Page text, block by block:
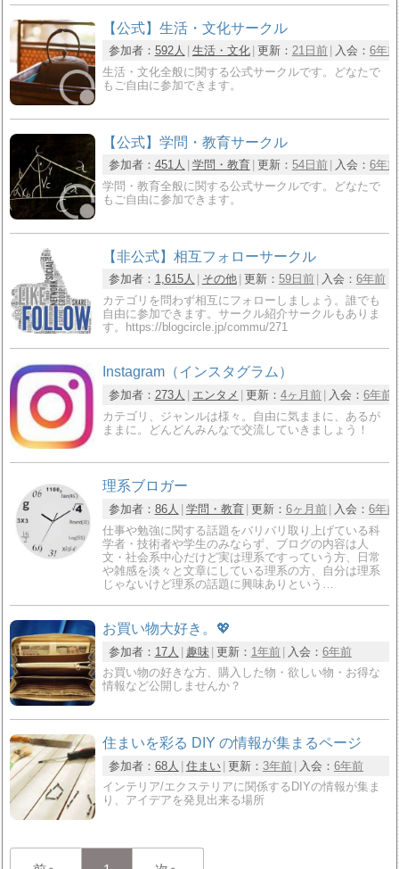
【公式】生活・文化サークル
参加者： 592人 生活・文化 更新： 21日前 入会： 6年前
生活・文化全般に関する公式サークルです。どなたで
もご自由に参加できます。
【公式】学問・教育サークル
参加者： 451人 学問・教育 更新： 54日前 入会： 6年前
学問・教育全般に関する公式サークルです。どなたで
もご自由に参加できます。
【非公式】相互フォローサークル
参加者： 1,615人 その他 更新： 59日前 入会： 6年前
カテゴリを問わず相互にフォローしましょう。誰でも
自由に参加できます。サークル紹介サークルもありま
す。https://blogcircle.jp/commu/271
Instagram（インスタグラム）
参加者： 273人 エンタメ 更新： 4ヶ月前 入会： 6年前
カテゴリ、ジャンルは様々。自由に気ままに、あるが
ままに。どんどんみんなで交流していきましょう！
理系ブロガー
参加者： 86人 学問・教育 更新： 6ヶ月前 入会： 6年前
仕事や勉強に関する話題をバリバリ取り上げている科
学者・技術者や学生のみならず、ブログの内容は人
文・社会系中心だけど実は理系ですっていう方、日常
や雑感を淡々と文章にしている理系の方、自分は理系
じゃないけど理系の話題に興味ありという…
お買い物大好き。💖
参加者： 17人 趣味 更新： 1年前 入会： 6年前
お買い物の好きな方、購入した物・欲しい物・お得な
情報など公開しませんか？
住まいを彩る DIY の情報が集まるページ
参加者： 68人 住まい 更新： 3年前 入会： 6年前
インテリア/エクステリアに関係するDIYの情報が集ま
り、アイデアを発見出来る場所